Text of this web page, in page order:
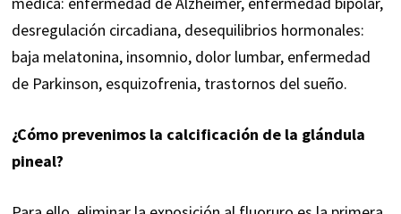
desregulación circadiana, desequilibrios hormonales:
baja melatonina, insomnio, dolor lumbar, enfermedad
de Parkinson, esquizofrenia, trastornos del sueño.
¿Cómo prevenimos la calcificación de la glándula
pineal?